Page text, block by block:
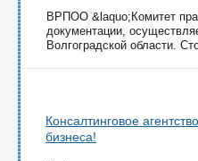
ВРПОО &laquo;Комитет
документации,
Волгоградской области.
Консалтинговое
бизнеса!